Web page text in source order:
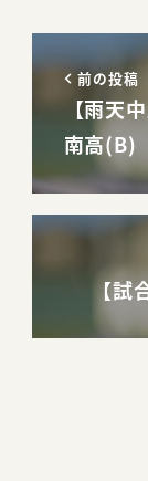
前の投稿
【雨天
南高(B)
【